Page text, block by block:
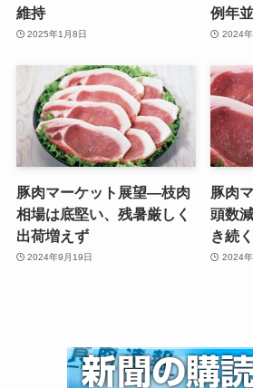
維持
2025年1月8日
例年
2024
豚肉マーケット展望—枝肉
相場は底堅い、残暑厳しく
出荷増えず
2024年9月19日
豚肉
頭数
き続く
2024